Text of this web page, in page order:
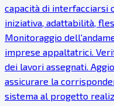
capacità di interfacciarsi
iniziativa, adattabilità,
Monitoraggio
imprese appaltatrici.
dei lavori assegnati.
assicurare la
sistema al progetto